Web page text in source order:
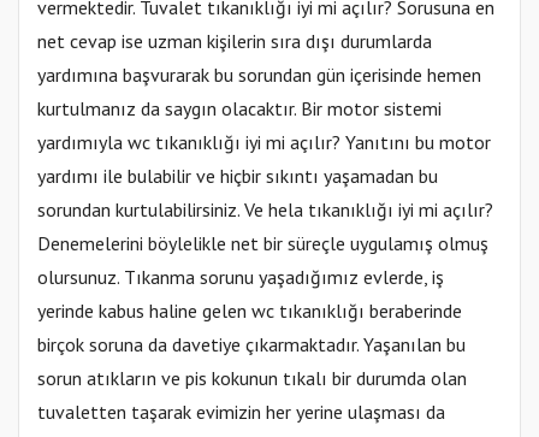
vermektedir. Tuvalet tıkanıklığı iyi mi açılır? Sorusuna en
net cevap ise uzman kişilerin sıra dışı durumlarda
yardımına başvurarak bu sorundan gün içerisinde hemen
kurtulmanız da saygın olacaktır. Bir motor sistemi
yardımıyla wc tıkanıklığı iyi mi açılır? Yanıtını bu motor
yardımı ile bulabilir ve hiçbir sıkıntı yaşamadan bu
sorundan kurtulabilirsiniz. Ve hela tıkanıklığı iyi mi açılır?
Denemelerini böylelikle net bir süreçle uygulamış olmuş
olursunuz. Tıkanma sorunu yaşadığımız evlerde, iş
yerinde kabus haline gelen wc tıkanıklığı beraberinde
birçok soruna da davetiye çıkarmaktadır. Yaşanılan bu
sorun atıkların ve pis kokunun tıkalı bir durumda olan
tuvaletten taşarak evimizin her yerine ulaşması da